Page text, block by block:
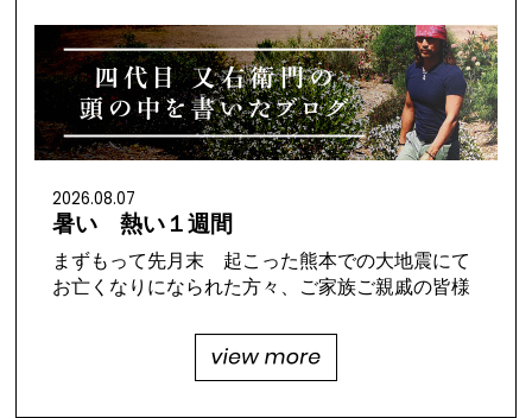
2026.08.07
暑い 熱い１週間
まずもって先月末 起こった熊本での大地震にて
お亡くなりになられた方々、ご家族ご親戚の皆様